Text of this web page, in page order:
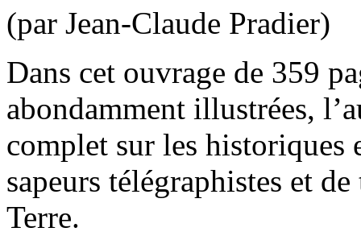
(par Jean-Claude Pradier)
Dans cet ouvrage de 359
abondamment illustrées,
complet sur les historiques
sapeurs télégraphistes et
Terre.